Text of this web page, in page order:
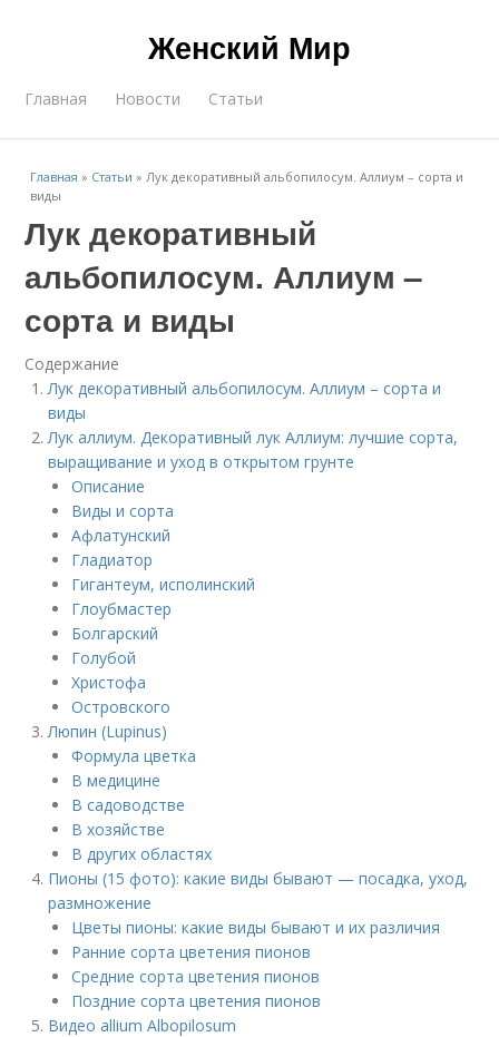
Женский Мир
Главная Новости Статьи
Главная » Статьи »Лук декоративный альбопилосум. Аллиум – сорта и
виды
Лук декоративный
альбопилосум. Аллиум –
сорта и виды
Содержание
Лук декоративный альбопилосум. Аллиум – сорта и
виды
Лук аллиум. Декоративный лук Аллиум: лучшие cорта,
выращивание и уход в открытом грунте
Описание
Виды и сорта
Афлатунский
Гладиатор
Гигантеум, исполинский
Глоубмастер
Болгарский
Голубой
Христофа
Островского
Люпин (Lupinus)
Формула цветка
В медицине
В садоводстве
В хозяйстве
В других областях
Пионы (15 фото): какие виды бывают — посадка, уход,
размножение
Цветы пионы: какие виды бывают и их различия
Ранние сорта цветения пионов
Средние сорта цветения пионов
Поздние сорта цветения пионов
Видео allium Albopilosum